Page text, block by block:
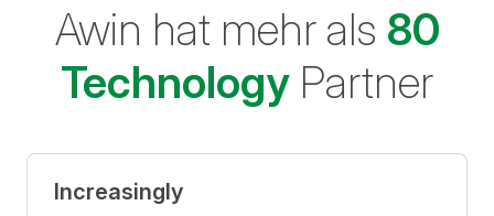
Awin hat mehr als 80
Technology Partner
Increasingly